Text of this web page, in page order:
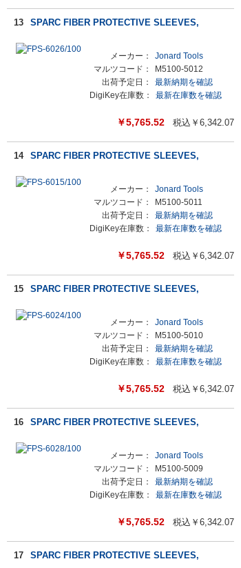
13 SPARC FIBER PROTECTIVE SLEEVES,
メーカー：
Jonard Tools
マルツコード：
M5100-5012
出荷予定日：
最新納期を確認
DigiKey在庫数：
最新在庫数を確認
￥5,765.52 税込￥ 6,342.07
14 SPARC FIBER PROTECTIVE SLEEVES,
メーカー：
Jonard Tools
マルツコード：
M5100-5011
出荷予定日：
最新納期を確認
DigiKey在庫数：
最新在庫数を確認
￥5,765.52 税込￥ 6,342.07
15 SPARC FIBER PROTECTIVE SLEEVES,
メーカー：
Jonard Tools
マルツコード：
M5100-5010
出荷予定日：
最新納期を確認
DigiKey在庫数：
最新在庫数を確認
￥5,765.52 税込￥ 6,342.07
16 SPARC FIBER PROTECTIVE SLEEVES,
メーカー：
Jonard Tools
マルツコード：
M5100-5009
出荷予定日：
最新納期を確認
DigiKey在庫数：
最新在庫数を確認
￥5,765.52 税込￥ 6,342.07
17 SPARC FIBER PROTECTIVE SLEEVES,